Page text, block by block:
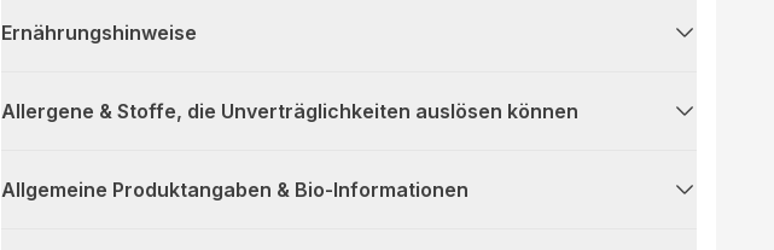
Ernährungshinweise
Allergene & Stoffe, die Unverträglichkeiten auslösen können
Allgemeine Produktangaben & Bio-Informationen